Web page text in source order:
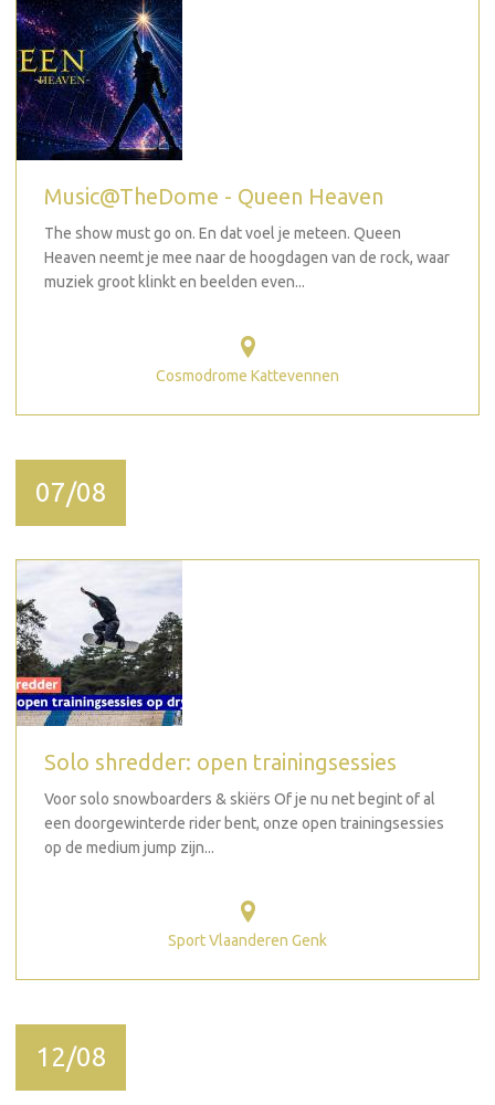
Music@TheDome - Queen Heaven
The show must go on. En dat voel je meteen. Queen
Heaven neemt je mee naar de hoogdagen van de rock, waar
muziek groot klinkt en beelden even...
Cosmodrome Kattevennen
07/08
Solo shredder: open trainingsessies
Voor solo snowboarders & skiërs Of je nu net begint of al
een doorgewinterde rider bent, onze open trainingsessies
op de medium jump zijn...
Sport Vlaanderen Genk
12/08